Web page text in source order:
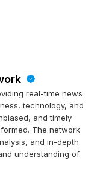
real-time news
technology, and
and timely
The network
and in-depth
understanding of